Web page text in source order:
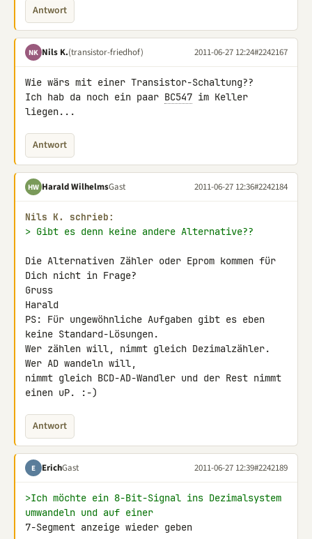
Antwort
NK Nils K.(transistor-friedhof) 2011-06-27 12:24#2242167
Wie wärs mit einer Transistor-Schaltung??
Ich hab da noch ein paar BC547 im Keller
liegen...
Antwort
HW Harald WilhelmsGast 2011-06-27 12:36#2242184
Nils K. schrieb:
> Gibt es denn keine andere Alternative??
Die Alternativen Zähler oder Eprom kommen für
Dich nicht in Frage?
Gruss
Harald
PS: Für ungewöhnliche Aufgaben gibt es eben
keine Standard-Lösungen.
Wer zählen will, nimmt gleich Dezimalzähler.
Wer AD wandeln will,
nimmt gleich BCD-AD-Wandler und der Rest nimmt
einen uP. :-)
Antwort
E ErichGast 2011-06-27 12:39#2242189
>Ich möchte ein 8-Bit-Signal ins Dezimalsystem
umwandeln und auf einer
7-Segment anzeige wieder geben